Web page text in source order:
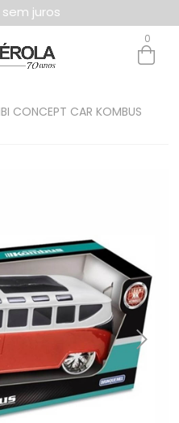
ou cpf/cnpj
sem juros
0
CONCEPT CAR KOMBUS